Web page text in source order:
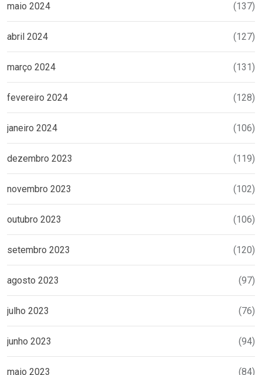
maio 2024 (137)
abril 2024 (127)
março 2024 (131)
fevereiro 2024 (128)
janeiro 2024 (106)
dezembro 2023 (119)
novembro 2023 (102)
outubro 2023 (106)
setembro 2023 (120)
agosto 2023 (97)
julho 2023 (76)
junho 2023 (94)
maio 2023 (84)